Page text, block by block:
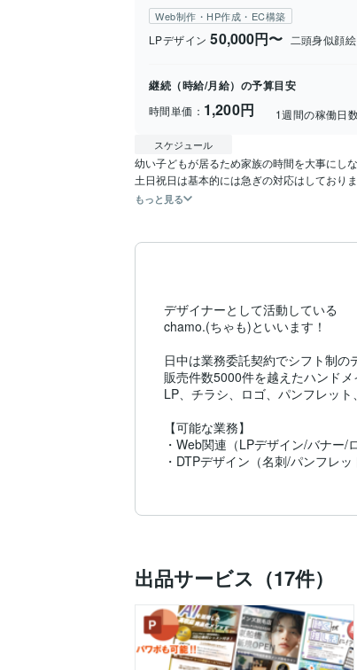
Web制作・HP作成・EC構築
LPデザイン 50,000円〜 二頭身似顔絵
継続（時給/月給）の予算目安
時間単価： 1,200円 1週間の稼働日
スケジュール
幼い子どもが居るため家族の時間を大事にし
もっと見る
デザイナーとして活動している
chamo.(ちゃも)といいます！
日中は業務委託契約でシフト制の
販売件数5000件を越えたハンド
LP、チラシ、ロゴ、パンフレッ
【可能な業務】
・Web関連（LPデザイン/バナー/
・DTPデザイン（名刺/パンフレッ
【使用可能ソフト】
・XD
・STUDIO
・Powerpoint
・Canva
出品サービス（17件）